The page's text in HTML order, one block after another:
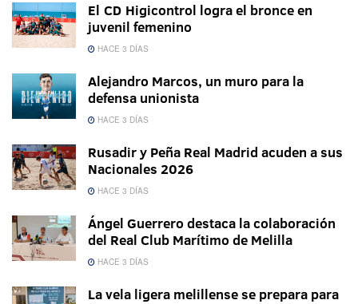
El CD Higicontrol logra el bronce en
juvenil femenino
HACE 3 DÍAS
Alejandro Marcos, un muro para la
defensa unionista
HACE 3 DÍAS
Rusadir y Peña Real Madrid acuden a sus
Nacionales 2026
HACE 3 DÍAS
Ángel Guerrero destaca la colaboración
del Real Club Marítimo de Melilla
HACE 3 DÍAS
La vela ligera melillense se prepara para